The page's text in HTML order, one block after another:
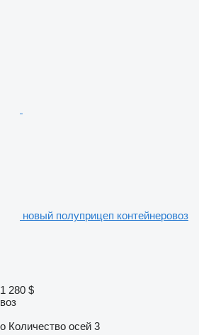
новый полуприцеп контейнеровоз
280 $
Количество осей 3